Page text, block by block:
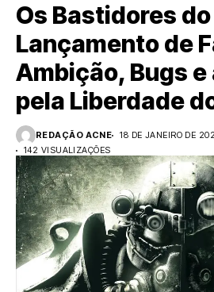
Os Bastidores do
Lançamento de
Ambição, Bugs e
pela Liberdade
REDAÇÃO ACNE 18 DE JANEIRO DE
142 VISUALIZAÇÕES